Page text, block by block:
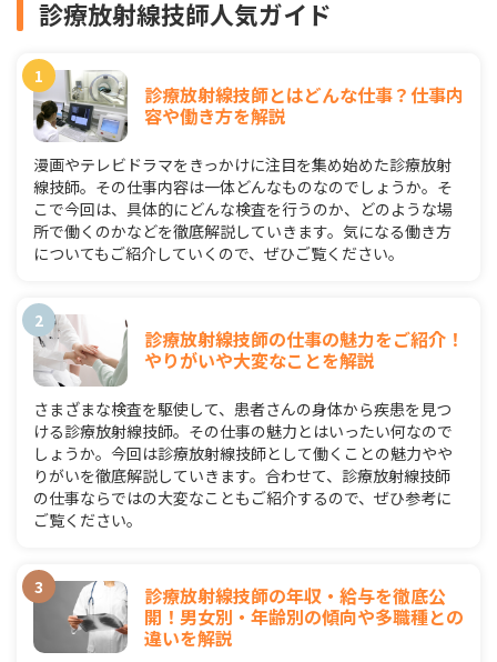
診療放射線技師人気ガイド
診療放射線技師とはどんな仕事？仕事内
容や働き方を解説
漫画やテレビドラマをきっかけに注目を集め始めた診療放射
線技師。その仕事内容は一体どんなものなのでしょうか。そ
こで今回は、具体的にどんな検査を行うのか、どのような場
所で働くのかなどを徹底解説していきます。気になる働き方
についてもご紹介していくので、ぜひご覧ください。
診療放射線技師の仕事の魅力をご紹介！
やりがいや大変なことを解説
さまざまな検査を駆使して、患者さんの身体から疾患を見つ
ける診療放射線技師。その仕事の魅力とはいったい何なので
しょうか。今回は診療放射線技師として働くことの魅力やや
りがいを徹底解説していきます。合わせて、診療放射線技師
の仕事ならではの大変なこともご紹介するので、ぜひ参考に
ご覧ください。
診療放射線技師の年収・給与を徹底公
開！男女別・年齢別の傾向や多職種との
違いを解説